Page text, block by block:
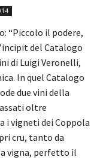
“Piccolo il podere,
del Catalogo
di Luigi Veronelli,
In quel Catalogo
due vini della
oltre
i vigneti dei Coppola
cru, tanto da
vigna, perfetto il